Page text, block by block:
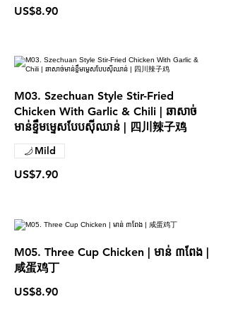
US$8.90
M03. Szechuan Style Stir-Fried
Chicken With Garlic & Chili | ឆាសាច់
មាន់ខ្ទឹមម្ទេសបែបស៊ីឈាន់ | 四川辣子鸡
US$7.90
Mild
M05. Three Cup Chicken | មាន់ ៣ពែង |
咸蛋鸡丁
US$8.90